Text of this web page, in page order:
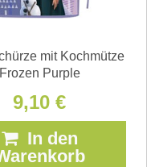
mit Kochmütze
Frozen Purple
9,10 €
In den